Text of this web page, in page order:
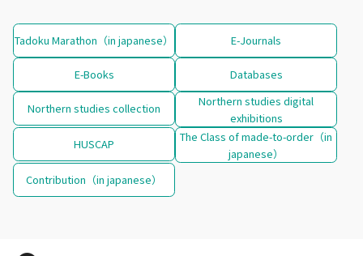
Tadoku Marathon（in japanese） E-Journals
E-Books Databases
Northern studies collection
Northern studies digital
exhibitions
HUSCAP
The Class of made-to-order（in
japanese）
Contribution（in japanese）